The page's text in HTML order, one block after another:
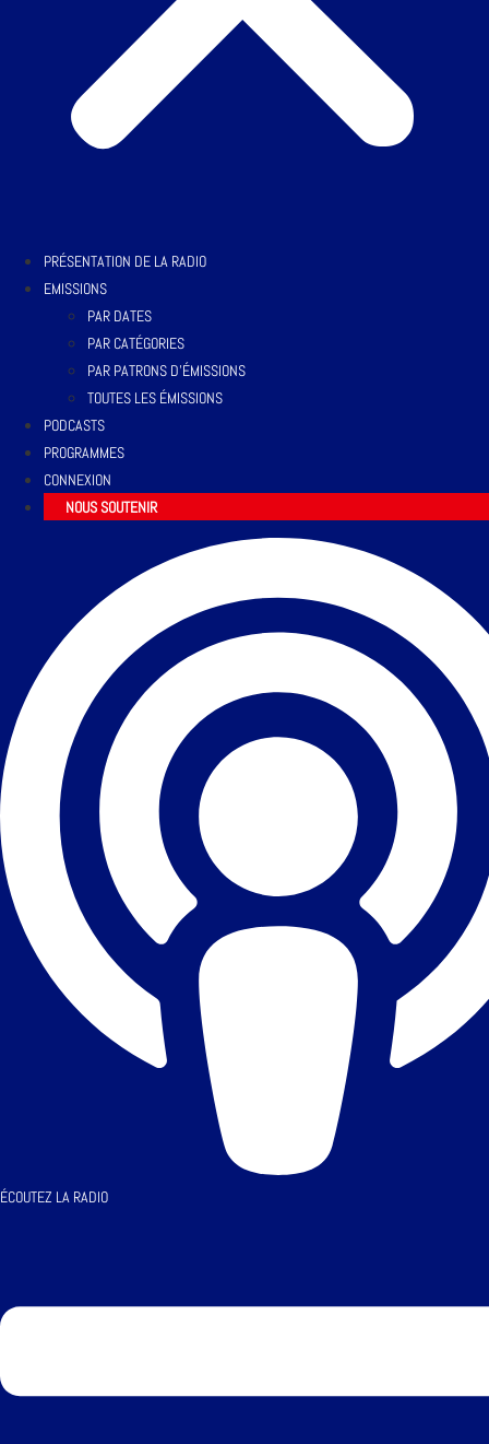
PRÉSENTATION DE LA RADIO
EMISSIONS
PAR DATES
PAR CATÉGORIES
PAR PATRONS D’ÉMISSIONS
TOUTES LES ÉMISSIONS
PODCASTS
PROGRAMMES
CONNEXION
NOUS SOUTENIR
ÉCOUTEZ LA RADIO